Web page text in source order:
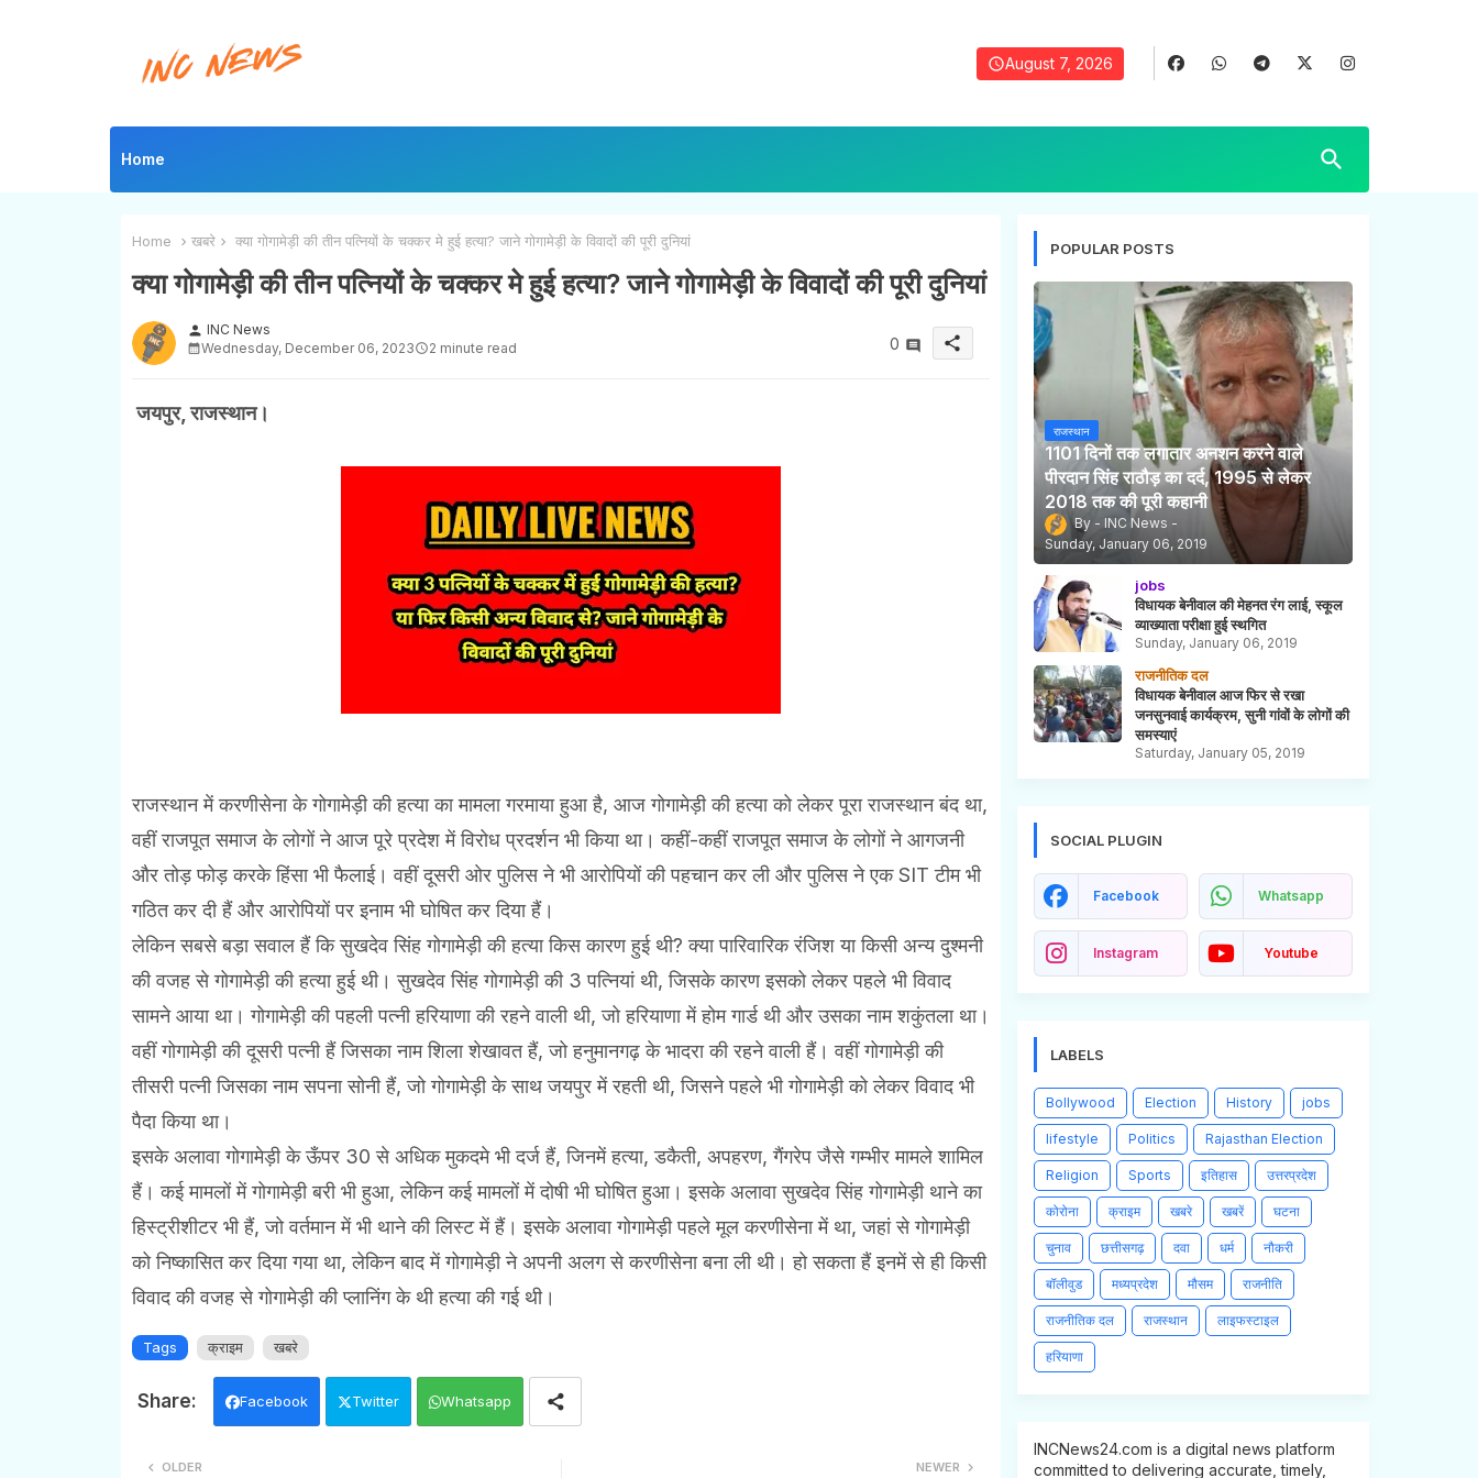
August 7, 2026
Home
Home खबरे क्या गोगामेड़ी की तीन पत्नियों के चक्कर मे हुई हत्या? जाने गोगामेड़ी के विवादों की पूरी दुनियां
क्या गोगामेड़ी की तीन पत्नियों के चक्कर मे हुई हत्या? जाने गोगामेड़ी के विवादों की पूरी दुनियां
person INC News
Wednesday, December 06, 2023
2 minute read 0 share
जयपुर, राजस्थान।
राजस्थान में करणीसेना के गोगामेड़ी की हत्या का मामला गरमाया हुआ है, आज गोगामेड़ी की हत्या को लेकर पूरा राजस्थान बंद था,
वहीं राजपूत समाज के लोगों ने आज पूरे प्रदेश में विरोध प्रदर्शन भी किया था। कहीं-कहीं राजपूत समाज के लोगों ने आगजनी
और तोड़ फोड़ करके हिंसा भी फैलाई। वहीं दूसरी ओर पुलिस ने भी आरोपियों की पहचान कर ली और पुलिस ने एक SIT टीम भी
गठित कर दी हैं और आरोपियों पर इनाम भी घोषित कर दिया हैं।
लेकिन सबसे बड़ा सवाल हैं कि सुखदेव सिंह गोगामेड़ी की हत्या किस कारण हुई थी? क्या पारिवारिक रंजिश या किसी अन्य दुश्मनी
की वजह से गोगामेड़ी की हत्या हुई थी। सुखदेव सिंह गोगामेड़ी की 3 पत्नियां थी, जिसके कारण इसको लेकर पहले भी विवाद
सामने आया था। गोगामेड़ी की पहली पत्नी हरियाणा की रहने वाली थी, जो हरियाणा में होम गार्ड थी और उसका नाम शकुंतला था।
वहीं गोगामेड़ी की दूसरी पत्नी हैं जिसका नाम शिला शेखावत हैं, जो हनुमानगढ़ के भादरा की रहने वाली हैं। वहीं गोगामेड़ी की
तीसरी पत्नी जिसका नाम सपना सोनी हैं, जो गोगामेड़ी के साथ जयपुर में रहती थी, जिसने पहले भी गोगामेड़ी को लेकर विवाद भी
पैदा किया था।
इसके अलावा गोगामेड़ी के ऊँपर 30 से अधिक मुकदमे भी दर्ज हैं, जिनमें हत्या, डकैती, अपहरण, गैंगरेप जैसे गम्भीर मामले शामिल
हैं। कई मामलों में गोगामेड़ी बरी भी हुआ, लेकिन कई मामलों में दोषी भी घोषित हुआ। इसके अलावा सुखदेव सिंह गोगामेड़ी थाने का
हिस्ट्रीशीटर भी हैं, जो वर्तमान में भी थाने की लिस्ट में हैं। इसके अलावा गोगामेड़ी पहले मूल करणीसेना में था, जहां से गोगामेड़ी
को निष्कासित कर दिया गया था, लेकिन बाद में गोगामेड़ी ने अपनी अलग से करणीसेना बना ली थी। हो सकता हैं इनमें से ही किसी
विवाद की वजह से गोगामेड़ी की प्लानिंग के थी हत्या की गई थी।
Tags क्राइम खबरे
Facebook Twitter Whatsapp
NEWER
OLDER
POPULAR POSTS
राजस्थान
1101 दिनों तक लगातार अनशन करने वाले
पीरदान सिंह राठौड़ का दर्द, 1995 से लेकर
2018 तक की पूरी कहानी
INC News
Sunday, January 06, 2019
jobs
विधायक बेनीवाल की मेहनत रंग लाई, स्कूल
व्याख्याता परीक्षा हुई स्थगित
Sunday, January 06, 2019
राजनीतिक दल
विधायक बेनीवाल आज फिर से रखा
जनसुनवाई कार्यक्रम, सुनी गांवों के लोगों की
समस्याएं
Saturday, January 05, 2019
SOCIAL PLUGIN
Facebook Whatsapp
Instagram Youtube
LABELS
Bollywood Election History jobs
lifestyle Politics Rajasthan Election
Religion Sports इतिहास उत्तरप्रदेश
कोरोना क्राइम खबरे खबरें घटना
चुनाव छत्तीसगढ़ दवा धर्म नौकरी
बॉलीवुड मध्यप्रदेश मौसम राजनीति
राजनीतिक दल राजस्थान लाइफस्टाइल
हरियाणा
INCNews24.com is a digital news platform
committed to delivering accurate, timely,